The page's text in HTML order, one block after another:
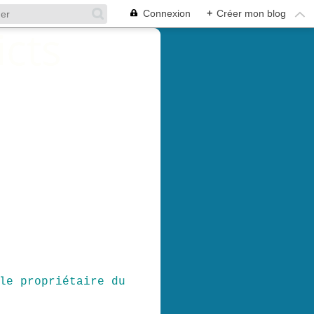
Connexion + Créer mon blog
propriétaire du